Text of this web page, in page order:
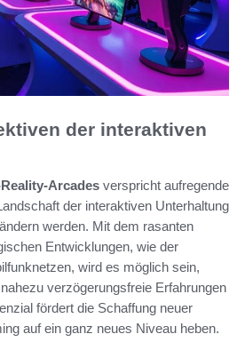
der interaktiven
Arcades verspricht aufregende
der interaktiven Unterhaltung
werden. Mit dem rasanten
Entwicklungen, wie der
wird es möglich sein,
verzögerungsfreie Erfahrungen
fördert die Schaffung neuer
auf ein ganz neues Niveau heben.